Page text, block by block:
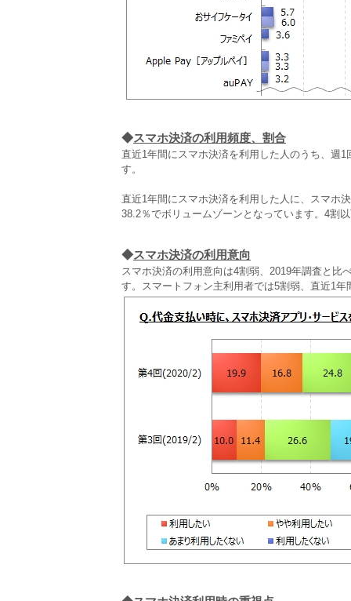
◆スマホ決済の利用頻度、割合
直近1年間にスマホ決済を利用した人のうち、週
す。
直近1年間にスマホ決済を利用した人に、スマホ
38.2％でボリュームゾーンとなっています。4割
◆スマホ決済の利用意向
スマホ決済の利用意向は4割弱、2019年調査と比
す。スマートフォン主利用者では5割弱、直近1